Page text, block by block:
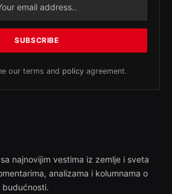
our terms and policy agreement.
najnovijim vestima iz zemlje i sveta
analizama i kolumnama o
budućnosti.